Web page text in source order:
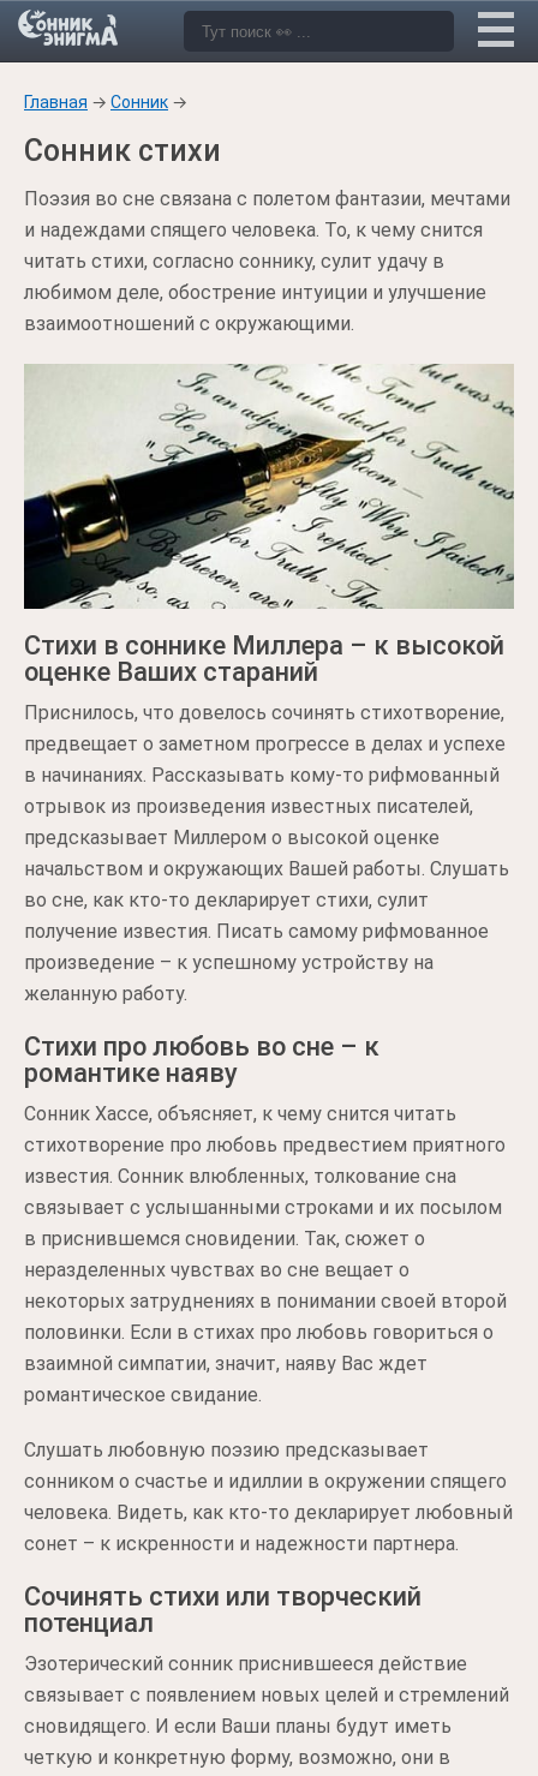
Главная → Сонник →
Сонник стихи
Поэзия во сне связана с полетом фантазии, мечтами
и надеждами спящего человека. То, к чему снится
читать стихи, согласно соннику, сулит удачу в
любимом деле, обострение интуиции и улучшение
взаимоотношений с окружающими.
Стихи в соннике Миллера – к высокой
оценке Ваших стараний
Приснилось, что довелось сочинять стихотворение,
предвещает о заметном прогрессе в делах и успехе
в начинаниях. Рассказывать кому-то рифмованный
отрывок из произведения известных писателей,
предсказывает Миллером о высокой оценке
начальством и окружающих Вашей работы. Слушать
во сне, как кто-то декларирует стихи, сулит
получение известия. Писать самому рифмованное
произведение – к успешному устройству на
желанную работу.
Стихи про любовь во сне – к
романтике наяву
Сонник Хассе, объясняет, к чему снится читать
стихотворение про любовь предвестием приятного
известия. Сонник влюбленных, толкование сна
связывает с услышанными строками и их посылом
в приснившемся сновидении. Так, сюжет о
неразделенных чувствах во сне вещает о
некоторых затруднениях в понимании своей второй
половинки. Если в стихах про любовь говориться о
взаимной симпатии, значит, наяву Вас ждет
романтическое свидание.
Слушать любовную поэзию предсказывает
сонником о счастье и идиллии в окружении спящего
человека. Видеть, как кто-то декларирует любовный
сонет – к искренности и надежности партнера.
Сочинять стихи или творческий
потенциал
Эзотерический сонник приснившееся действие
связывает с появлением новых целей и стремлений
сновидящего. И если Ваши планы будут иметь
четкую и конкретную форму, возможно, они в